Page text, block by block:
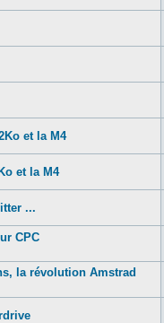
et la M4
et la M4
...
CPC
la révolution Amstrad